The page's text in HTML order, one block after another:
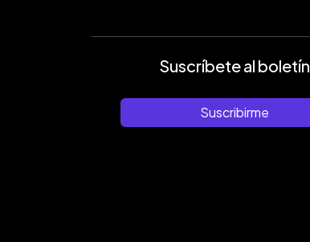
Suscríbete al boletín
Suscribirme